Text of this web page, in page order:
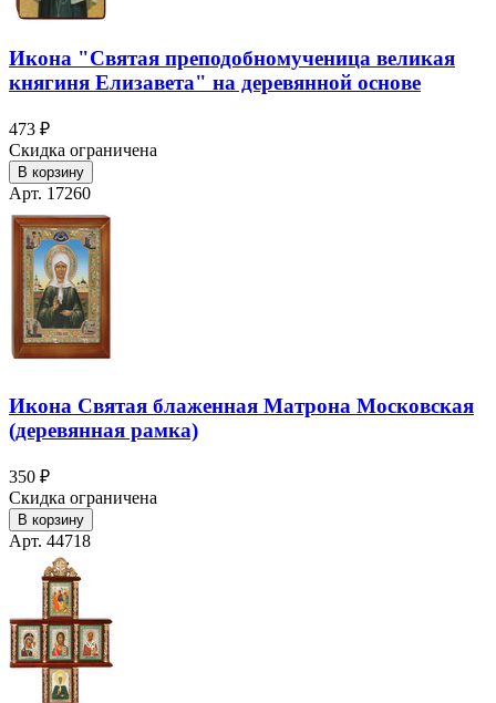
Икона "Святая преподобномученица великая
княгиня Елизавета" на деревянной основе
473 ₽
Скидка ограничена
В корзину
Арт. 17260
Икона Святая блаженная Матрона Московская
(деревянная рамка)
350 ₽
Скидка ограничена
В корзину
Арт. 44718